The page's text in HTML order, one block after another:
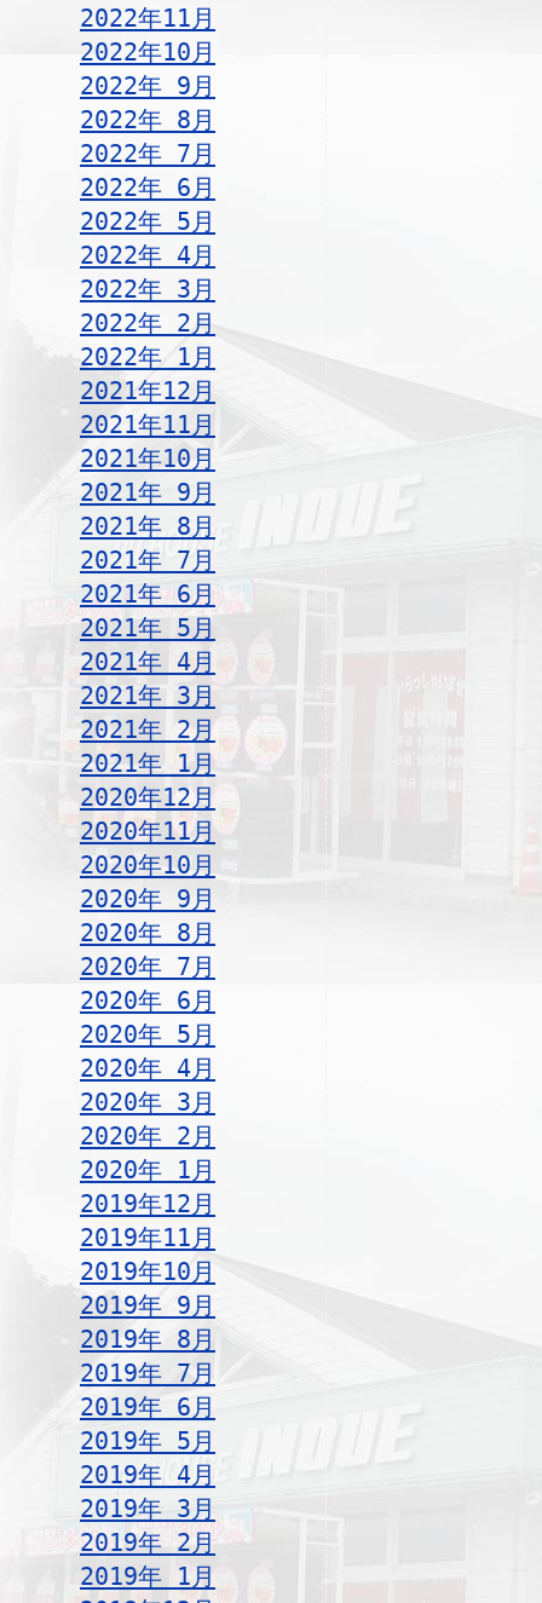
2022年11月
2022年10月
2022年 9月
2022年 8月
2022年 7月
2022年 6月
2022年 5月
2022年 4月
2022年 3月
2022年 2月
2022年 1月
2021年12月
2021年11月
2021年10月
2021年 9月
2021年 8月
2021年 7月
2021年 6月
2021年 5月
2021年 4月
2021年 3月
2021年 2月
2021年 1月
2020年12月
2020年11月
2020年10月
2020年 9月
2020年 8月
2020年 7月
2020年 6月
2020年 5月
2020年 4月
2020年 3月
2020年 2月
2020年 1月
2019年12月
2019年11月
2019年10月
2019年 9月
2019年 8月
2019年 7月
2019年 6月
2019年 5月
2019年 4月
2019年 3月
2019年 2月
2019年 1月